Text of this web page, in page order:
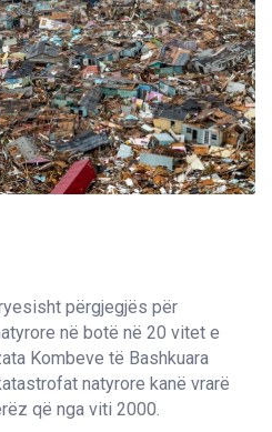
përgjegjës për
në botë në 20 vitet e
Kombeve të Bashkuara
natyrore kanë vrarë
që nga viti 2000.